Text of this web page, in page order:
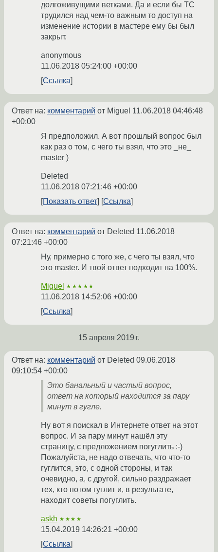
долгоживущими ветками. Да и если бы ТС
трудился над чем-то важным то доступ на
изменение истории в мастере ему бы был
закрыт.
anonymous
11.06.2018 05:24:00 +00:00
Ссылка
Ответ на: комментарий от Miguel 11.06.2018 04:46:48
+00:00
Я предположил. А вот прошлый вопрос был
как раз о том, с чего ты взял, что это _не_
master )
Deleted
11.06.2018 07:21:46 +00:00
Показать ответ
Ссылка
Ответ на: комментарий от Deleted 11.06.2018
07:21:46 +00:00
Ну, примерно с того же, с чего ты взял, что
это master. И твой ответ подходит на 100%.
Miguel ★★★★★
11.06.2018 14:52:06 +00:00
Ссылка
15 апреля 2019 г.
Ответ на: комментарий от Deleted 09.06.2018
09:10:54 +00:00
Это банальный и частый вопрос,
ответ на который находится за пару
минут в гугле.
Ну вот я поискал в Интернете ответ на этот
вопрос. И за пару минут нашёл эту
страницу, с предложением погуглить :-)
Пожалуйста, не надо отвечать, что что-то
гуглится, это, с одной стороны, и так
очевидно, а, с другой, сильно раздражает
тех, кто потом гуглит и, в результате,
находит советы погуглить.
askh ★★★★
15.04.2019 14:26:21 +00:00
Ссылка